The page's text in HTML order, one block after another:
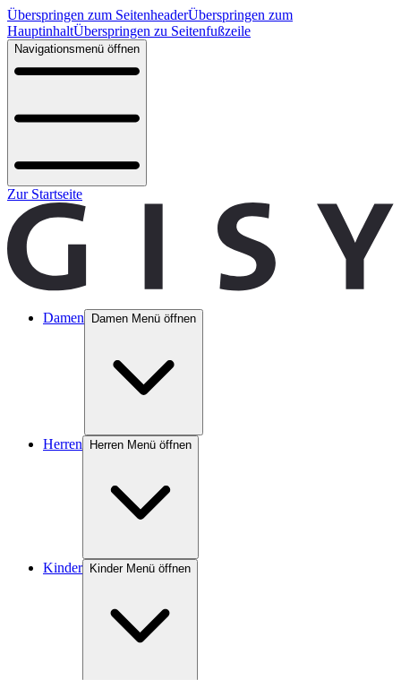
Überspringen zum SeitenheaderÜberspringen zum
HauptinhaltÜberspringen zu Seitenfußzeile
Navigationsmenü öffnen
Zur Startseite
Damen Damen Menü öffnen
Herren Herren Menü öffnen
Kinder Kinder Menü öffnen